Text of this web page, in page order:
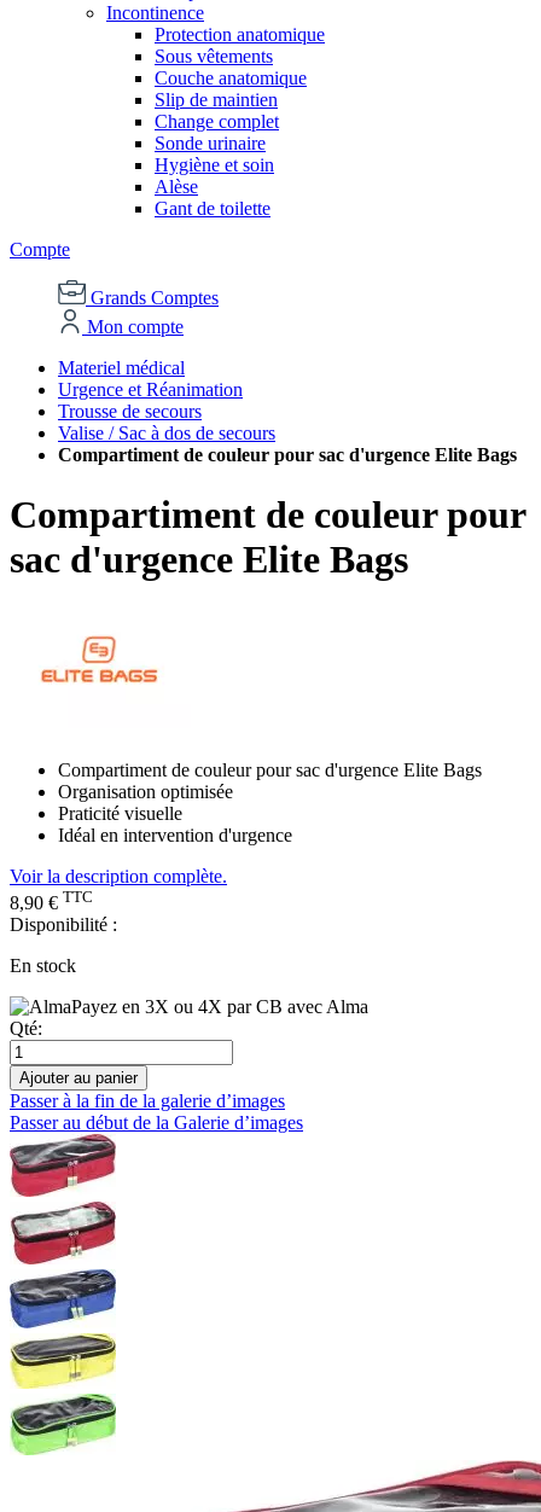
Incontinence
Protection anatomique
Sous vêtements
Couche anatomique
Slip de maintien
Change complet
Sonde urinaire
Hygiène et soin
Alèse
Gant de toilette
Compte
Grands Comptes
Mon compte
Materiel médical
Urgence et Réanimation
Trousse de secours
Valise / Sac à dos de secours
Compartiment de couleur pour sac d'urgence Elite Bags
Compartiment de couleur pour
sac d'urgence Elite Bags
Compartiment de couleur pour sac d'urgence Elite Bags
Organisation optimisée
Praticité visuelle
Idéal en intervention d'urgence
Voir la description complète.
8,90 € TTC
Disponibilité :
En stock
Payez en 3X ou 4X par CB avec Alma
Qté:
Ajouter au panier
Passer à la fin de la galerie d’images
Passer au début de la Galerie d’images